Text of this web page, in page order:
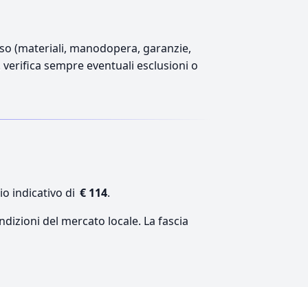
(materiali, manodopera, garanzie,
sempre eventuali esclusioni o
indicativo di € 114.
del mercato locale. La fascia